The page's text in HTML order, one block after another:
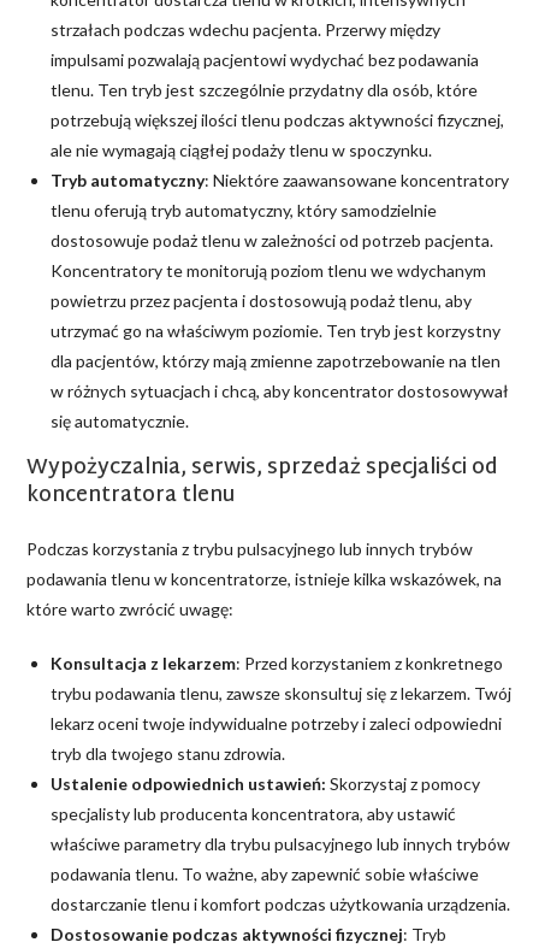
strzałach podczas wdechu pacjenta. Przerwy między
impulsami pozwalają pacjentowi wydychać bez podawania
tlenu. Ten tryb jest szczególnie przydatny dla osób, które
potrzebują większej ilości tlenu podczas aktywności fizycznej,
ale nie wymagają ciągłej podaży tlenu w spoczynku.
Tryb automatyczny: Niektóre zaawansowane koncentratory
tlenu oferują tryb automatyczny, który samodzielnie
dostosowuje podaż tlenu w zależności od potrzeb pacjenta.
Koncentratory te monitorują poziom tlenu we wdychanym
powietrzu przez pacjenta i dostosowują podaż tlenu, aby
utrzymać go na właściwym poziomie. Ten tryb jest korzystny
dla pacjentów, którzy mają zmienne zapotrzebowanie na tlen
w różnych sytuacjach i chcą, aby koncentrator dostosowywał
się automatycznie.
Wypożyczalnia, serwis, sprzedaż specjaliści od
koncentratora tlenu
Podczas korzystania z trybu pulsacyjnego lub innych trybów
podawania tlenu w koncentratorze, istnieje kilka wskazówek, na
które warto zwrócić uwagę:
Konsultacja z lekarzem: Przed korzystaniem z konkretnego
trybu podawania tlenu, zawsze skonsultuj się z lekarzem. Twój
lekarz oceni twoje indywidualne potrzeby i zaleci odpowiedni
tryb dla twojego stanu zdrowia.
Ustalenie odpowiednich ustawień: Skorzystaj z pomocy
specjalisty lub producenta koncentratora, aby ustawić
właściwe parametry dla trybu pulsacyjnego lub innych trybów
podawania tlenu. To ważne, aby zapewnić sobie właściwe
dostarczanie tlenu i komfort podczas użytkowania urządzenia.
Dostosowanie podczas aktywności fizycznej: Tryb